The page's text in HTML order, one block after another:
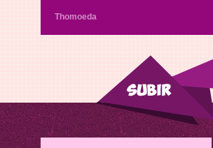
Thomoeda